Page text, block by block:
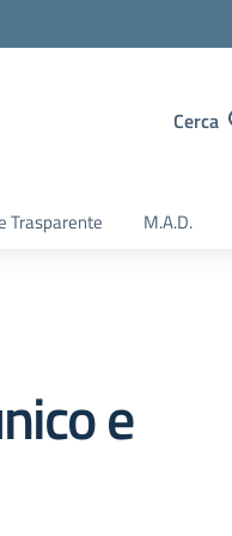
Cerca
Trasparente M.A.D.
e